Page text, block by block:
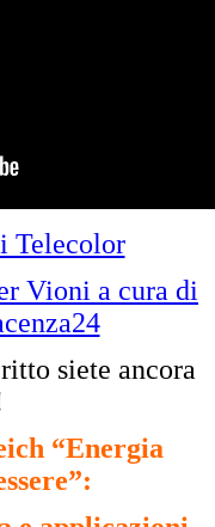
Telecolor
Vioni a cura di
siete ancora
“Energia